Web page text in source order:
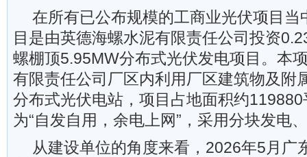
在所有已公布规模的工商业光伏项目当
目是由英德海螺水泥有限责任公司投资
螺棚顶5.95MW分布式光伏发电项目。本
有限责任公司厂区内利用厂区建筑物及附
分布式光伏电站，项目占地面积约
为“自发自用，余电上网”，采用分块发电
从建设单位的角度来看，2026年5月广